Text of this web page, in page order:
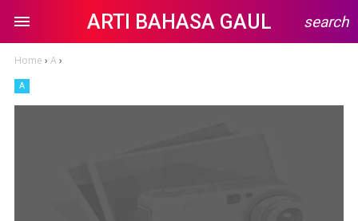
ARTI BAHASA GAUL search
Home › A›
A